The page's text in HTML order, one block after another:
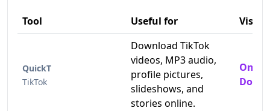
Tool Useful for Visit
QuickT
TikTok
Download TikTok
videos, MP3 audio,
profile pictures,
slideshows, and
stories online.